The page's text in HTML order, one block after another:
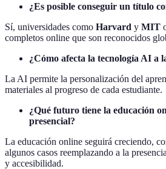
¿Es posible conseguir un título
Sí, universidades como Harvard y MIT
completos online que son reconocidos
¿Cómo afecta la tecnología AI a
La AI permite la personalización del
materiales al progreso de cada estudiante.
¿Qué futuro tiene la educación
presencial?
La educación online seguirá creciendo,
algunos casos reemplazando a la
y accesibilidad.